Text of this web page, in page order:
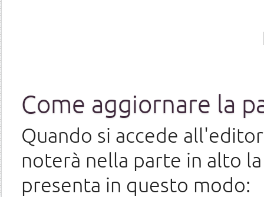
Come aggiornare la
Quando si accede
noterà nella parte in alto
presenta in questo modo: